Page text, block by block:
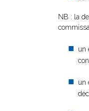
NB : la
un
un